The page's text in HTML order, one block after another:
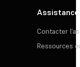
Assistance
Contacter
Ressources